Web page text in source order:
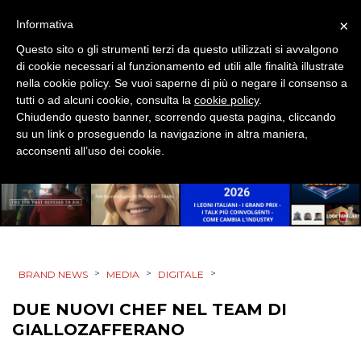
PRODOTTI
PUNTI VENDITA
CSR
STRATEGIE
CINEMA
BRAND NEWS > MEDIA > DIGITALE >
DUE NUOVI CHEF NEL TEAM DI
GIALLOZAFFERANO
×
Informativa
Questo sito o gli strumenti terzi da questo utilizzati si avvalgono
di cookie necessari al funzionamento ed utili alle finalità illustrate
nella cookie policy. Se vuoi saperne di più o negare il consenso a
tutti o ad alcuni cookie, consulta la cookie policy.
Chiudendo questo banner, scorrendo questa pagina, cliccando
su un link o proseguendo la navigazione in altra maniera,
acconsenti all’uso dei cookie.